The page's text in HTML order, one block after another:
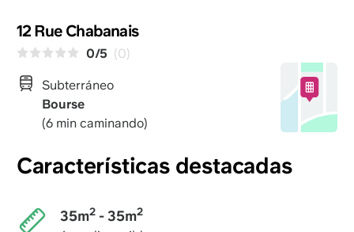
12 Rue Chabanais
0/5 (0)
Subterráneo
Bourse
(6 min caminando)
Características destacadas
35m2- 35m2